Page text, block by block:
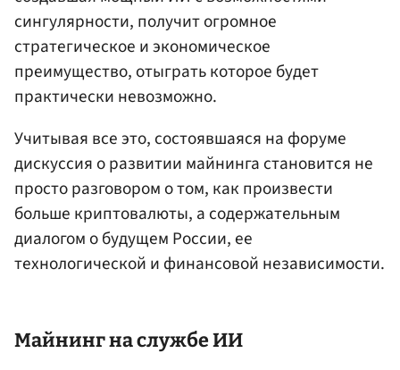
сингулярности, получит огромное
стратегическое и экономическое
преимущество, отыграть которое будет
практически невозможно.
Учитывая все это, состоявшаяся на форуме
дискуссия о развитии майнинга становится не
просто разговором о том, как произвести
больше криптовалюты, а содержательным
диалогом о будущем России, ее
технологической и финансовой независимости.
Майнинг на службе ИИ